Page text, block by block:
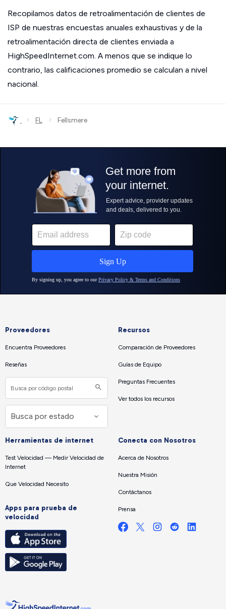
Recopilamos datos de retroalimentación de clientes de
ISP de nuestras encuestas anuales exhaustivas y de la
retroalimentación directa de clientes enviada a
HighSpeedInternet.com. A menos que se indique lo
contrario, las calificaciones promedio se calculan a nivel
nacional.
› FL › Fellsmere
Proveedores
Encuentra Proveedores
Reseñas
Recursos
Comparación de Proveedores
Guías de Equipo
Preguntas Frecuentes
Ver todos los recursos
Herramientas de internet
Test Velocidad — Medir Velocidad de
Internet
Que Velocidad Necesito
Apps para prueba de
velocidad
Conecta con Nosotros
Acerca de Nosotros
Nuestra Misión
Contáctanos
Prensa